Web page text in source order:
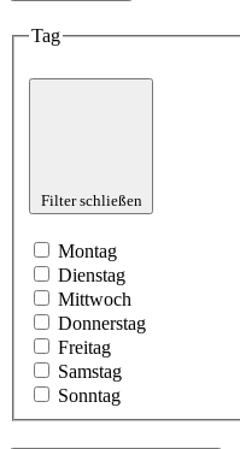
Tag
Filter schließen
Montag
Dienstag
Mittwoch
Donnerstag
Freitag
Samstag
Sonntag